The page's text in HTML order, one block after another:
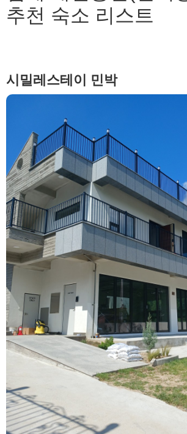
추천 숙소 리스트
시밀레스테이 민박